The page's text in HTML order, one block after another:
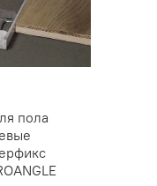
пола